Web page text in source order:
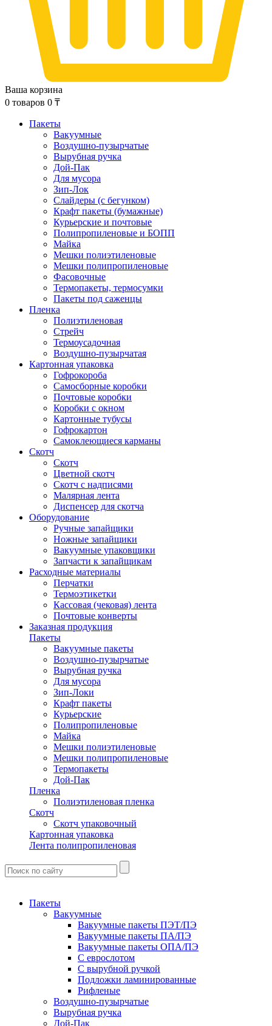
Ваша корзина
0 товаров 0 ₸
Пакеты
Вакуумные
Воздушно-пузырчатые
Вырубная ручка
Дой-Пак
Для мусора
Зип-Лок
Слайдеры (с бегунком)
Крафт пакеты (бумажные)
Курьерские и почтовые
Полипропиленовые и БОПП
Майка
Мешки полиэтиленовые
Мешки полипропиленовые
Фасовочные
Термопакеты, термосумки
Пакеты под саженцы
Пленка
Полиэтиленовая
Стрейч
Термоусадочная
Воздушно-пузырчатая
Картонная упаковка
Гофрокороба
Самосборные коробки
Почтовые коробки
Коробки с окном
Картонные тубусы
Гофрокартон
Самоклеющиеся карманы
Скотч
Скотч
Цветной скотч
Скотч с надписями
Малярная лента
Диспенсер для скотча
Оборудование
Ручные запайщики
Ножные запайщики
Вакуумные упаковщики
Запчасти к запайщикам
Расходные материалы
Перчатки
Термоэтикетки
Кассовая (чековая) лента
Почтовые конверты
Заказная продукция
Пакеты
Вакуумные пакеты
Воздушно-пузырчатые
Вырубная ручка
Для мусора
Зип-Локи
Крафт пакеты
Курьерские
Полипропиленовые
Майка
Мешки полиэтиленовые
Мешки полипропиленовые
Термопакеты
Дой-Пак
Пленка
Полиэтиленовая пленка
Скотч
Скотч упаковочный
Картонная упаковка
Лента полипропиленовая
Пакеты
Вакуумные
Вакуумные пакеты ПЭТ/ПЭ
Вакуумные пакеты ПА/ПЭ
Вакуумные пакеты ОПА/ПЭ
С еврослотом
С вырубной ручкой
Подложки ламинированные
Рифленые
Воздушно-пузырчатые
Вырубная ручка
Дой-Пак